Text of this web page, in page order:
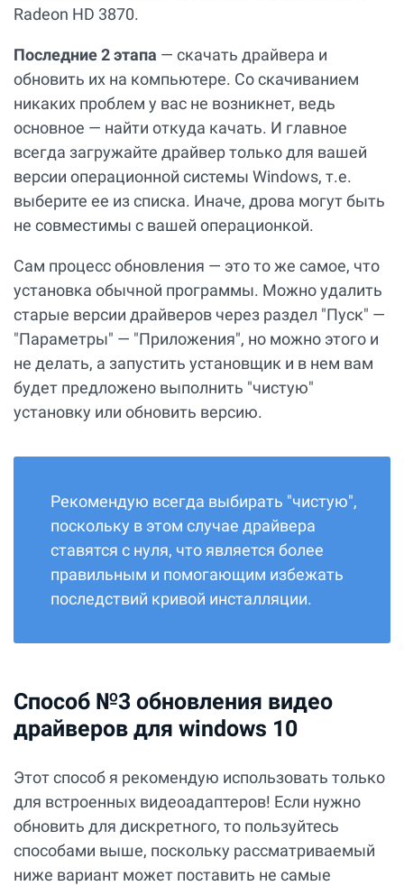
Radeon HD 3870.
Последние 2 этапа — скачать драйвера и
обновить их на компьютере. Со скачиванием
никаких проблем у вас не возникнет, ведь
основное — найти откуда качать. И главное
всегда загружайте драйвер только для вашей
версии операционной системы Windows, т.е.
выберите ее из списка. Иначе, дрова могут быть
не совместимы с вашей операционкой.
Сам процесс обновления — это то же самое, что
установка обычной программы. Можно удалить
старые версии драйверов через раздел "Пуск" —
"Параметры" — "Приложения", но можно этого и
не делать, а запустить установщик и в нем вам
будет предложено выполнить "чистую"
установку или обновить версию.
Рекомендую всегда выбирать "чистую",
поскольку в этом случае драйвера
ставятся с нуля, что является более
правильным и помогающим избежать
последствий кривой инсталляции.
Способ №3 обновления видео
драйверов для windows 10
Этот способ я рекомендую использовать только
для встроенных видеоадаптеров! Если нужно
обновить для дискретного, то пользуйтесь
способами выше, поскольку рассматриваемый
ниже вариант может поставить не самые